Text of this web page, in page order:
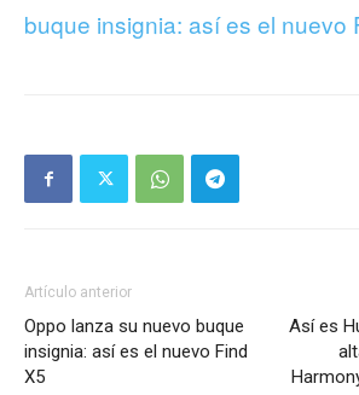
buque insignia: así es el nuevo
Artículo anterior
Oppo lanza su nuevo buque
insignia: así es el nuevo Find
X5
Así es